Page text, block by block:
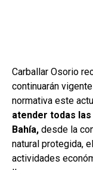
Carballar Osorio
continuarán
normativa este
atender todas
Bahía, desde la
natural protegida,
actividades